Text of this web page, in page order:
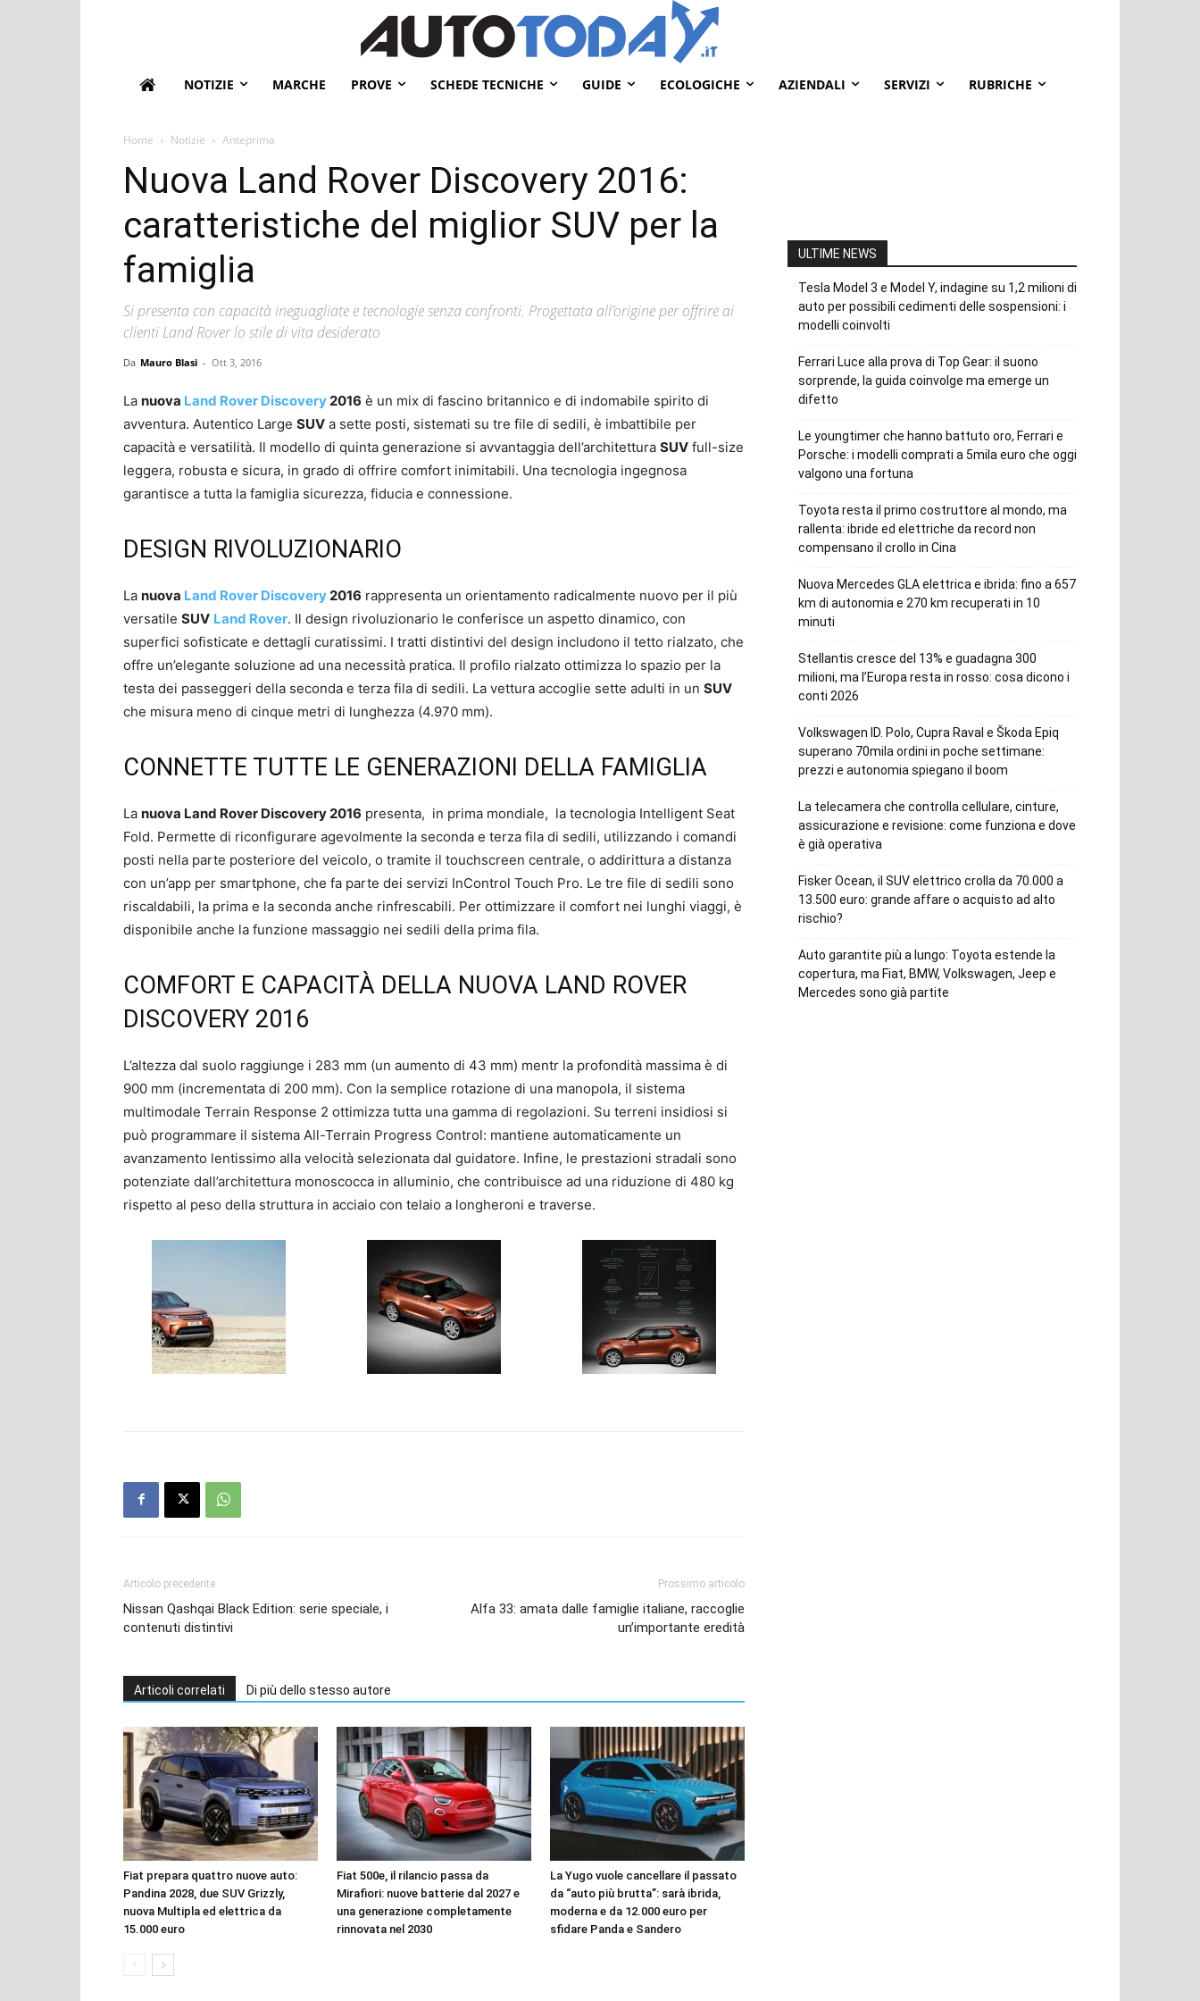
NOTIZIE MARCHE PROVE SCHEDE TECNICHE GUIDE ECOLOGICHE AZIENDALI SERVIZI RUBRICHE
Home Notizie Anteprima
Nuova Land Rover Discovery 2016:
caratteristiche del miglior SUV per la
famiglia
Si presenta con capacità ineguagliate e tecnologie senza confronti. Progettata all’origine per offrire ai
clienti Land Rover lo stile di vita desiderato
Da Mauro Blasi - Ott 3, 2016
La nuova Land Rover Discovery 2016 è un mix di fascino britannico e di indomabile spirito di
avventura. Autentico Large SUV a sette posti, sistemati su tre file di sedili, è imbattibile per
capacità e versatilità. Il modello di quinta generazione si avvantaggia dell’architettura SUV full-size
leggera, robusta e sicura, in grado di offrire comfort inimitabili. Una tecnologia ingegnosa
garantisce a tutta la famiglia sicurezza, fiducia e connessione.
DESIGN RIVOLUZIONARIO
La nuova Land Rover Discovery 2016 rappresenta un orientamento radicalmente nuovo per il più
versatile SUV Land Rover. Il design rivoluzionario le conferisce un aspetto dinamico, con
superfici sofisticate e dettagli curatissimi. I tratti distintivi del design includono il tetto rialzato, che
offre un’elegante soluzione ad una necessità pratica. Il profilo rialzato ottimizza lo spazio per la
testa dei passeggeri della seconda e terza fila di sedili. La vettura accoglie sette adulti in un SUV
che misura meno di cinque metri di lunghezza (4.970 mm).
CONNETTE TUTTE LE GENERAZIONI DELLA FAMIGLIA
La nuova Land Rover Discovery 2016 presenta, in prima mondiale, la tecnologia Intelligent Seat
Fold. Permette di riconfigurare agevolmente la seconda e terza fila di sedili, utilizzando i comandi
posti nella parte posteriore del veicolo, o tramite il touchscreen centrale, o addirittura a distanza
con un’app per smartphone, che fa parte dei servizi InControl Touch Pro. Le tre file di sedili sono
riscaldabili, la prima e la seconda anche rinfrescabili. Per ottimizzare il comfort nei lunghi viaggi, è
disponibile anche la funzione massaggio nei sedili della prima fila.
COMFORT E CAPACITÀ DELLA NUOVA LAND ROVER
DISCOVERY 2016
L’altezza dal suolo raggiunge i 283 mm (un aumento di 43 mm) mentr la profondità massima è di
900 mm (incrementata di 200 mm). Con la semplice rotazione di una manopola, il sistema
multimodale Terrain Response 2 ottimizza tutta una gamma di regolazioni. Su terreni insidiosi si
può programmare il sistema All-Terrain Progress Control: mantiene automaticamente un
avanzamento lentissimo alla velocità selezionata dal guidatore. Infine, le prestazioni stradali sono
potenziate dall’architettura monoscocca in alluminio, che contribuisce ad una riduzione di 480 kg
rispetto al peso della struttura in acciaio con telaio a longheroni e traverse.
Articolo precedente
Nissan Qashqai Black Edition: serie speciale, i
contenuti distintivi
Prossimo articolo
Alfa 33: amata dalle famiglie italiane, raccoglie
un’importante eredità
Articoli correlati Di più dello stesso autore
Fiat prepara quattro nuove auto:
Pandina 2028, due SUV Grizzly,
nuova Multipla ed elettrica da
15.000 euro
Fiat 500e, il rilancio passa da
Mirafiori: nuove batterie dal 2027 e
una generazione completamente
rinnovata nel 2030
La Yugo vuole cancellare il passato
da “auto più brutta”: sarà ibrida,
moderna e da 12.000 euro per
sfidare Panda e Sandero
ULTIME NEWS
Tesla Model 3 e Model Y, indagine su 1,2 milioni di
auto per possibili cedimenti delle sospensioni: i
modelli coinvolti
Ferrari Luce alla prova di Top Gear: il suono
sorprende, la guida coinvolge ma emerge un
difetto
Le youngtimer che hanno battuto oro, Ferrari e
Porsche: i modelli comprati a 5mila euro che oggi
valgono una fortuna
Toyota resta il primo costruttore al mondo, ma
rallenta: ibride ed elettriche da record non
compensano il crollo in Cina
Nuova Mercedes GLA elettrica e ibrida: fino a 657
km di autonomia e 270 km recuperati in 10
minuti
Stellantis cresce del 13% e guadagna 300
milioni, ma l’Europa resta in rosso: cosa dicono i
conti 2026
Volkswagen ID. Polo, Cupra Raval e Škoda Epiq
superano 70mila ordini in poche settimane:
prezzi e autonomia spiegano il boom
La telecamera che controlla cellulare, cinture,
assicurazione e revisione: come funziona e dove
è già operativa
Fisker Ocean, il SUV elettrico crolla da 70.000 a
13.500 euro: grande affare o acquisto ad alto
rischio?
Auto garantite più a lungo: Toyota estende la
copertura, ma Fiat, BMW, Volkswagen, Jeep e
Mercedes sono già partite